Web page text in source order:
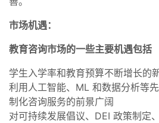
市场机遇：
教育咨询市场的一些主要机遇包括
学生入学率和教育预算不断增长的
利用人工智能、ML 和数据分析等
制化咨询服务的前景广阔
对可持续发展倡议、DEI 政策制定